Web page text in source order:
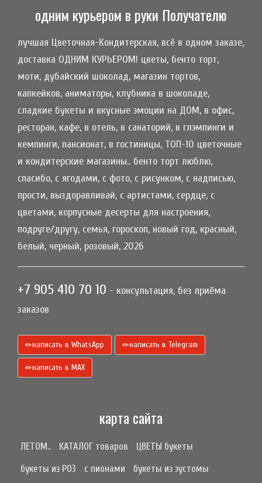
одним курьером в руки Получателю
лучшая Цветочная-Кондитерская, всё в одном заказе,
доставка ОДНИМ КУРЬЕРОМ! цветы, бенто торт,
моти, дубайский шоколад, магазин тортов,
капкейков, аниматоры, клубника в шоколаде,
сладкие букеты и вкусные эмоции на ДОМ, в офис,
ресторан, кафе, в отель, в санаторий, в глэмпинги и
кемпинги, пансионат, в гостиницы, ТОП-10 цветочные
и кондитерские магазины.. бенто торт люблю,
спасибо, с ягодами, с фото, с рисунком, с надписью,
прости, выздоравливай, с артистами, сердце, с
цветами, корпусные десерты для настроения,
подруге/другу, семья, гороскоп, новый год, красный,
белый, черный, розовый, 2026
+7 905 410 70 10 - консультация, без приёма
заказов
написать в WhatsApp написать в Telegram
написать в МАХ
карта сайта
ЛЕТОМ.. КАТАЛОГ товаров
ЦВЕТЫ букеты
букеты из РОЗ
с пионами
букеты из эустомы